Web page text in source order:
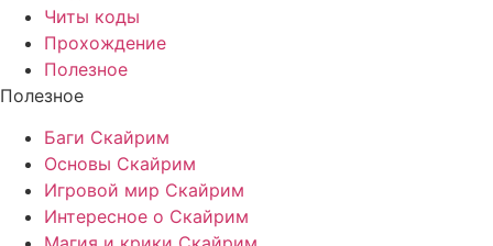
Читы коды
Прохождение
Полезное
Полезное
Баги Скайрим
Основы Скайрим
Игровой мир Скайрим
Интересное о Скайрим